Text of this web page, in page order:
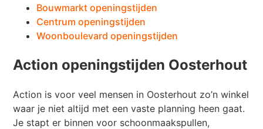
Bouwmarkt openingstijden
Centrum openingstijden
Woonboulevard openingstijden
Action openingstijden Oosterhout
Action is voor veel mensen in Oosterhout zo’n winkel
waar je niet altijd met een vaste planning heen gaat.
Je stapt er binnen voor schoonmaakspullen,